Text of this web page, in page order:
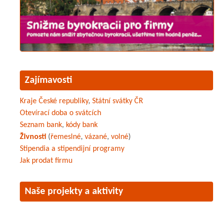
Zajímavosti
Kraje České republiky, Státní svátky ČR
Otevírací doba o svátcích
Seznam bank, kódy bank
Živnosti (řemeslné, vázané, volné)
Stipendia a stipendijní programy
Jak prodat firmu
Naše projekty a aktivity